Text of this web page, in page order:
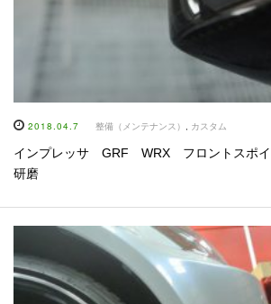
2018.04.7 整備（メンテナンス） , カスタム
インプレッサ GRF WRX フロントスポ
研磨